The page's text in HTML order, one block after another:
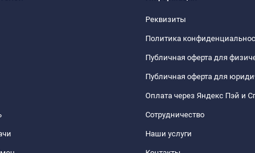
Реквизиты
Политика
Публичная оферта для
Публичная оферта для
Оплата через Яндекс Пэй и
Сотрудничество
Наши услуги